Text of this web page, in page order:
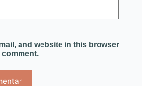
and website in this browser
comment.